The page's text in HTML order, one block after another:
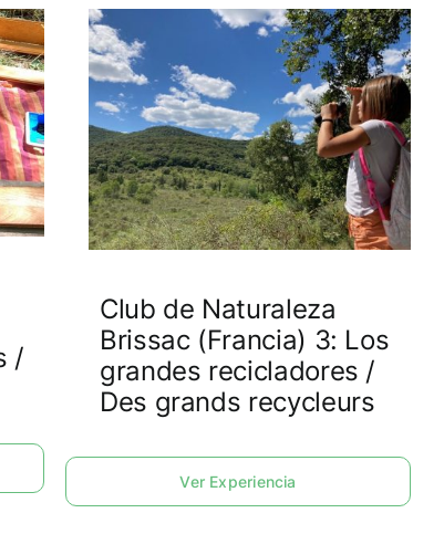
/
Club de Naturaleza
Brissac (Francia) 3: Los
grandes recicladores /
Des grands recycleurs
Ver Experiencia